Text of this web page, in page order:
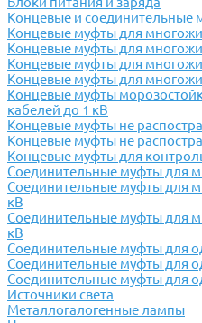
Концевые и соединительные
Концевые муфты для
Концевые муфты для
Концевые муфты для
Концевые муфты для
Концевые муфты
кабелей до 1 кВ
Концевые муфты не
Концевые муфты не
Концевые муфты для
Соединительные муфты для
Соединительные муфты для
кВ
Соединительные муфты для
кВ
Соединительные муфты для
Соединительные муфты для
Соединительные муфты для
Источники света
Металлогалогенные лампы